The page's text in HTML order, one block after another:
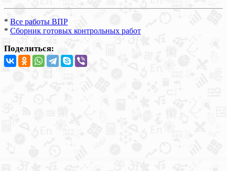
* Все работы ВПР
* Сборник готовых контрольных работ
Поделиться: